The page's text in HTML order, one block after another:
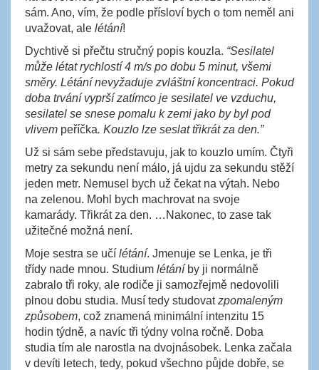
sám. Ano, vím, že podle přísloví bych o tom neměl ani
uvažovat, ale létání!
Dychtivě si přečtu stručný popis kouzla. “Sesilatel
může létat rychlostí 4 m/s po dobu 5 minut, všemi
směry. Létání nevyžaduje zvláštní koncentraci. Pokud
doba trvání vyprší zatímco je sesilatel ve vzduchu,
sesilatel se snese pomalu k zemi jako by byl pod
vlivem peříčka. Kouzlo lze seslat třikrát za den.”
Už si sám sebe představuju, jak to kouzlo umím. Čtyři
metry za sekundu není málo, já ujdu za sekundu stěží
jeden metr. Nemusel bych už čekat na výtah. Nebo
na zelenou. Mohl bych machrovat na svoje
kamarády. Třikrát za den. …Nakonec, to zase tak
užitečné možná není.
Moje sestra se učí létání. Jmenuje se Lenka, je tři
třídy nade mnou. Studium létáníby ji normálně
zabralo tři roky, ale rodiče ji samozřejmě nedovolili
plnou dobu studia. Musí tedy studovatzpomaleným
způsobem, což znamená minimální intenzitu 15
hodin týdně, a navíc tři týdny volna ročně. Doba
studia tím ale narostla na dvojnásobek. Lenka začala
v devíti letech, tedy, pokud všechno půjde dobře, se